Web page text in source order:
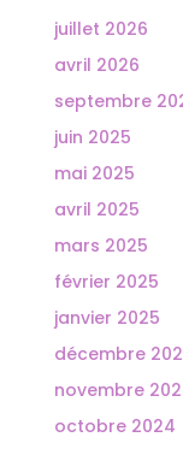
juillet 2026
avril 2026
septembre
juin 2025
mai 2025
avril 2025
mars 2025
février 2025
janvier 2025
décembre
novembre
octobre 2024